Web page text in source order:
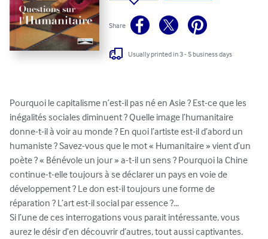
Share
Usually printed in 3 - 5 business days
Pourquoi le capitalisme n’est-il pas né en Asie ? Est-ce que les
inégalités sociales diminuent ? Quelle image l’humanitaire
donne-t-il à voir au monde ? En quoi l’artiste est-il d’abord un
humaniste ? Savez-vous que le mot « Humanitaire » vient d’un
poète ? « Bénévole un jour » a-t-il un sens ? Pourquoi la Chine
continue-t-elle toujours à se déclarer un pays en voie de
développement ? Le don est-il toujours une forme de
réparation ? L’art est-il social par essence ?...
Si l’une de ces interrogations vous parait intéressante, vous
aurez le désir d’en découvrir d’autres, tout aussi captivantes.